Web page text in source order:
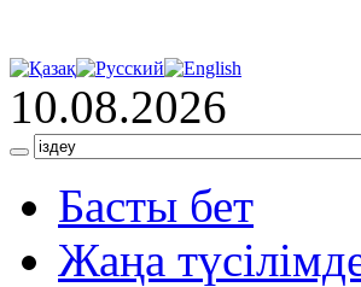
10.08.2026
Басты бет
Жаңа